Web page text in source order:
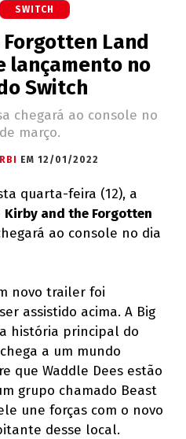
SWITCH
Land
lançamento no
Switch
chegará ao console no
março.
EM 12/01/2022
quarta-feira (12), a
Kirby and the Forgotten
ao console no dia
novo trailer foi
assistido acima. A Big
história principal do
a um mundo
que Waddle Dees estão
grupo chamado Beast
une forças com o novo
desse local.